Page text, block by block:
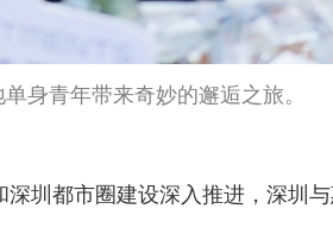
身青年带来奇妙的邂逅之旅。
都市圈建设深入推进，深圳